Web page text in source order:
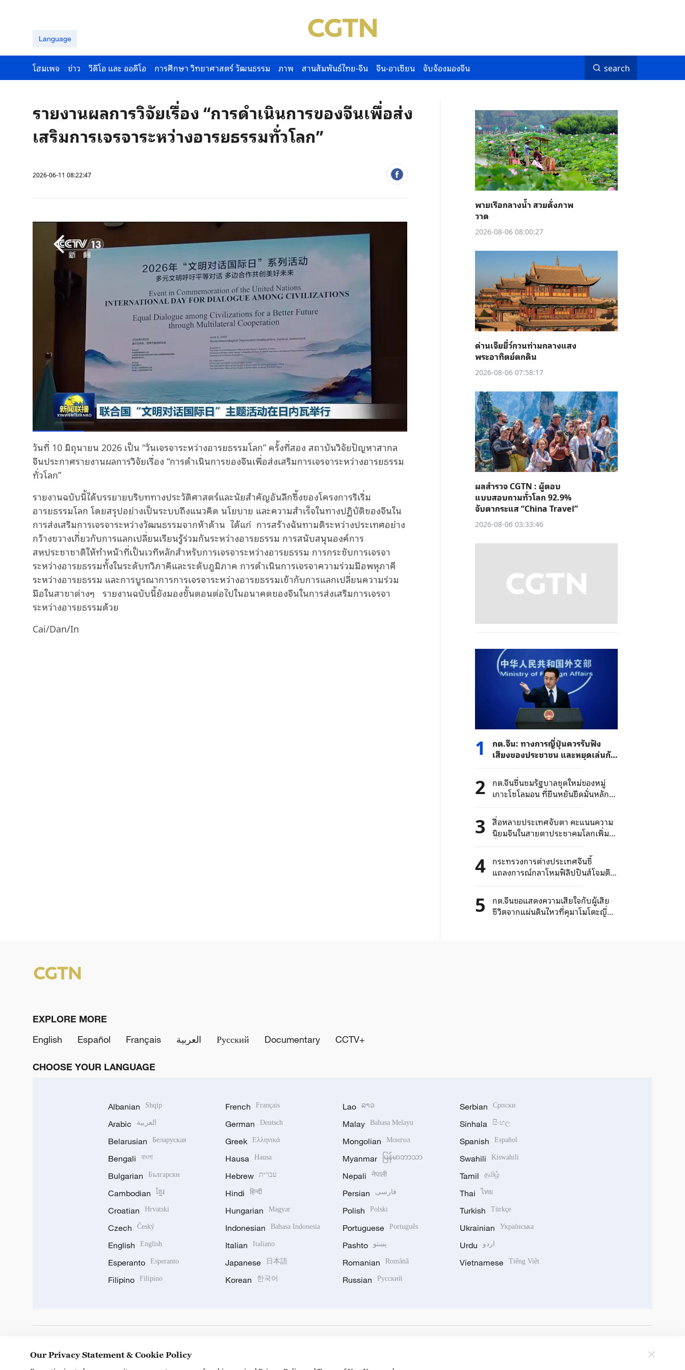
Language
โฮมเพจ ข่าว วีดีโอ และ ออดีโอ การศึกษา วิทยาศาสตร์ วัฒนธรรม ภาพ สานสัมพันธ์ไทย-จีน จีน-อาเซียน จับจ้องมองจีน search
รายงานผลการวิจัยเรื่อง “การดำเนินการของจีนเพื่อส่ง
เสริมการเจรจาระหว่างอารยธรรมทั่วโลก”
2026-06-11 08:22:47
วันที่ 10 มิถุนายน 2026 เป็น “วันเจรจาระหว่างอารยธรรมโลก” ครั้งที่สอง สถาบันวิจัยปัญหาสากล
จีนประกาศรายงานผลการวิจัยเรื่อง “การดำเนินการของจีนเพื่อส่งเสริมการเจรจาระหว่างอารยธรรม
ทั่วโลก”
รายงานฉบับนี้ได้บรรยายบริบททางประวัติศาสตร์และนัยสำคัญอันลึกซึ้งของโครงการริเริ่ม
อารยธรรมโลก โดยสรุปอย่างเป็นระบบถึงแนวคิด นโยบาย และความสำเร็จในทางปฏิบัติของจีนใน
การส่งเสริมการเจรจาระหว่างวัฒนธรรมจากห้าด้าน ได้แก่ การสร้างฉันทามติระหว่างประเทศอย่าง
กว้างขวางเกี่ยวกับการแลกเปลี่ยนเรียนรู้ร่วมกันระหว่างอารยธรรม การสนับสนุนองค์การ
สหประชาชาติให้ทำหน้าที่เป็นเวทีหลักสำหรับการเจรจาระหว่างอารยธรรม การกระชับการเจรจา
ระหว่างอารยธรรมทั้งในระดับทวิภาคีและระดับภูมิภาค การดำเนินการเจรจาความร่วมมือพหุภาคี
ระหว่างอารยธรรม และการบูรณาการการเจรจาระหว่างอารยธรรมเข้ากับการแลกเปลี่ยนความร่วม
มือในสาขาต่างๆ รายงานฉบับนี้ยังมองขั้นตอนต่อไปในอนาคตของจีนในการส่งเสริมการเจรจา
ระหว่างอารยธรรมด้วย
Cai/Dan/In
พายเรือกลางน้ำ สวยดั่งภาพ
วาด
2026-08-06 08:00:27
ด่านเจียยี่ว์กวนท่ามกลางแสง
พระอาทิตย์ตกดิน
2026-08-06 07:58:17
ผลสำรวจ CGTN : ผู้ตอบ
แบบสอบถามทั่วโลก 92.9%
จับตากระแส “China Travel”
2026-08-06 03:33:46
1
กต.จีน: ทางการญี่ปุ่นควรรับฟัง
เสียงของประชาชน และหยุดเล่นกับ
ไฟในประเด็นนิวเคลียร์
2 กต.จีนชื่นชมรัฐบาลชุดใหม่ของหมู่
เกาะโซโลมอน ที่ยืนหยันยึดมั่นหลัก
การจีนเดียวอย่างแน่วแน่
3 สื่อหลายประเทศจับตา คะแนนความ
นิยมจีนในสายตาประชาคมโลกเพิ่ม
ขึ้นต่อเนื่อง
4 กระทรวงการต่างประเทศจีนชี้
แถลงการณ์กลาโหมฟิลิปปินส์โจมตี
ด้วยเจตนาร้าย จีนคัดค้านเด็ดขาด
5
กต.จีนขอแสดงความเสียใจกับผู้เสีย
ชีวิตจากแผ่นดินไหวที่คุมาโมโตะญี่ปุ่น
EXPLORE MORE
English
Español Français العربية Русский Documentary CCTV+
CHOOSE YOUR LANGUAGE
Albanian Shqip
Arabic العربية
Belarusian Беларуская
Bengali বাংলা
Bulgarian Български
Cambodian ខ្មែរ
Croatian Hrvatski
Czech Český
English English
Esperanto Esperanto
Filipino Filipino
French Français
German Deutsch
Greek Ελληνικά
Hausa Hausa
Hebrew עברית
Hindi हिन्दी
Hungarian Magyar
Indonesian Bahasa Indonesia
Italian Italiano
Japanese 日本語
Korean 한국어
Lao ລາວ
Malay Bahasa Melayu
Mongolian Монгол
Myanmar မြန်မာဘာသာ
Nepali नेपाली
Persian فارسی
Polish Polski
Portuguese Português
Pashto پښتو
Romanian Română
Russian Русский
Serbian Српски
Sinhala සිංහල
Spanish Español
Swahili Kiswahili
Tamil தமிழ்
Thai ไทย
Turkish Türkçe
Ukrainian Українська
Urdu اردو
Vietnamese Tiếng Việt
Our Privacy Statement & Cookie Policy